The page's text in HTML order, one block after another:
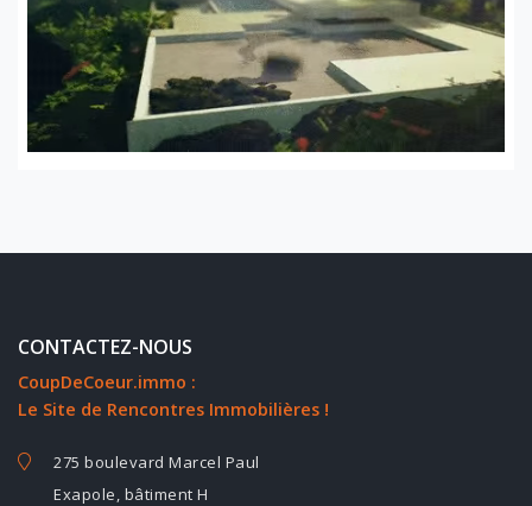
CONTACTEZ-NOUS
CoupDeCoeur.immo :
Le Site de Rencontres Immobilières !
275 boulevard Marcel Paul
Exapole, bâtiment H